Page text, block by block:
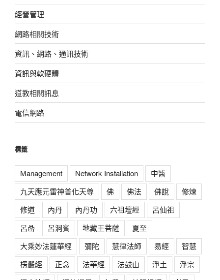
經營管理
網路相關技術
資訊、網路、通訊技術
資訊與軟硬體
道教相關訊息
電信網路
標籤
Management Network Installation
中醫
九天應元雷神普化天尊
佛 佛法 佛說
修煉
修道
內丹 內丹功 六祖壇經
呂仙祖
呂喦
呂洞賓 地藏王菩薩
夏至
大乘妙法蓮華經
彌陀 慧律法師 易經
智慧
楞嚴經
正念 法華經 法鼓山 淨土
淨宗